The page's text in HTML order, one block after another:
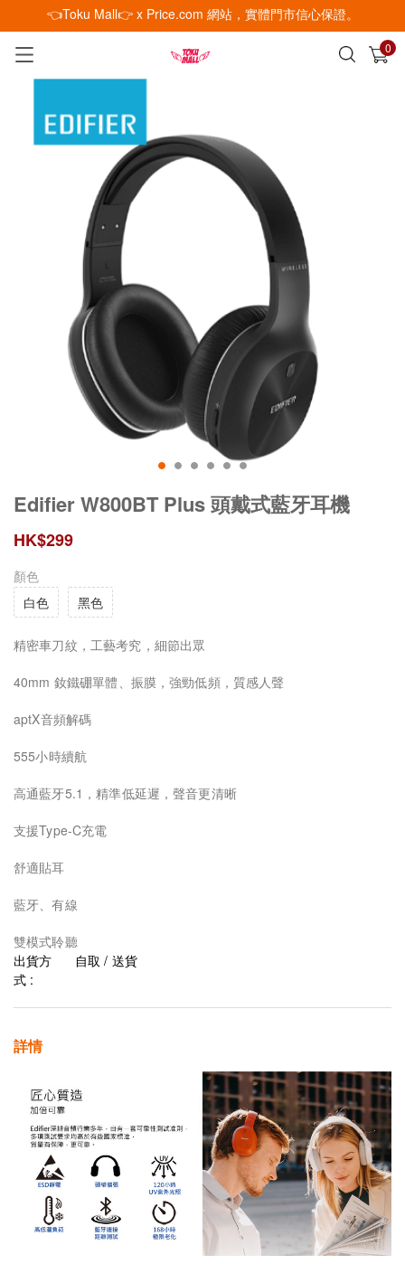
👈Toku Mall👉 x Price.com 網站，實體門市信心保證。
0
已加入購物車 查看
Edifier W800BT Plus 頭戴式藍牙耳機
HK$299
顏色
白色
黑色
精密車刀紋，工藝考究，細節出眾
40mm 釹鐵硼單體、振膜，強勁低頻，質感人聲
aptX音頻解碼
555小時續航
高通藍牙5.1，精準低延遲，聲音更清晰
支援Type-C充電
舒適貼耳
藍牙、有線
雙模式聆聽
出貨方
式 :
自取 / 送貨
詳情